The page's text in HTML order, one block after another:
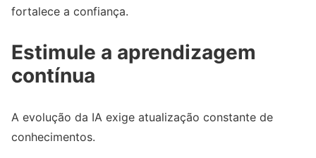
fortalece a confiança.
Estimule a aprendizagem
contínua
A evolução da IA exige atualização constante de
conhecimentos.